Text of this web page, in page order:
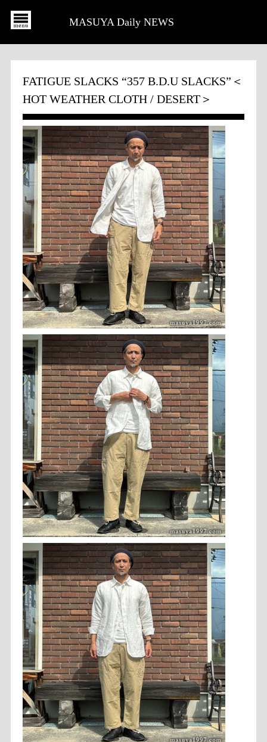
MASUYA Daily NEWS
FATIGUE SLACKS “357 B.D.U SLACKS”＜
HOT WEATHER CLOTH / DESERT＞